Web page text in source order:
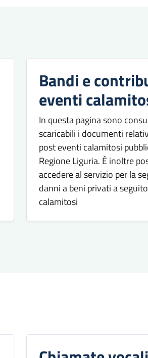
Bandi e
eventi
In questa pagina sono
scaricabili i documenti
post eventi calamitosi
Regione Liguria. È inoltre
accedere al servizio per la
danni a beni privati a
calamitosi